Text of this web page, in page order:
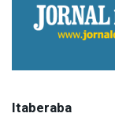
Itaberaba